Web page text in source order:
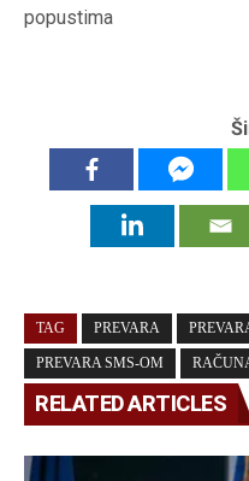
popustima
TAG PREVARA
PREVARA SMS-OM
RELATED ARTICLES